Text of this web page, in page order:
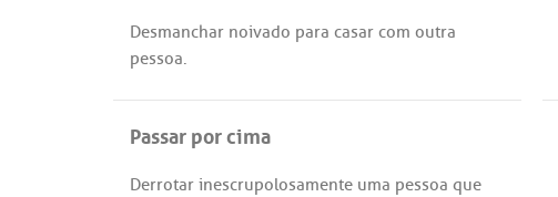
Desmanchar noivado para casar com outra
pessoa.
Passar por cima
Derrotar inescrupolosamente uma pessoa que